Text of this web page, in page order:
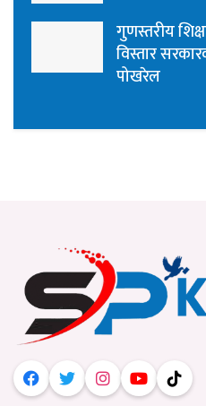
गुणस्तरीय
विस्तार
पोखरेल